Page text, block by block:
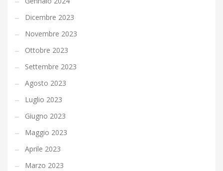
Dicembre 2023
Novembre 2023
Ottobre 2023
Settembre 2023
Agosto 2023
Luglio 2023
Giugno 2023
Maggio 2023
Aprile 2023
Marzo 2023